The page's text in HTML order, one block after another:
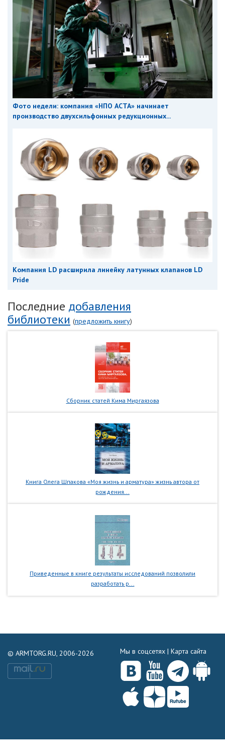
Фото недели: компания «НПО АСТА» начинает
производство двухсильфонных редукционных...
Компания LD расширила линейку латунных клапанов LD
Pride
Последние добавления
библиотеки (предложить книгу)
Сборник статей Кима Миргаязова
Книга Олега Шпакова «Моя жизнь и арматура» жизнь автора от
рождения...
Приведенные в книге результаты исследований позволили
разработать р...
© ARMTORG.RU, 2006-2026 Мы в соцсетях | Карта сайта